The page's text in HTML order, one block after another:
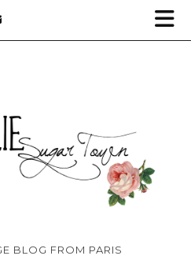
BLOG FROM PARIS